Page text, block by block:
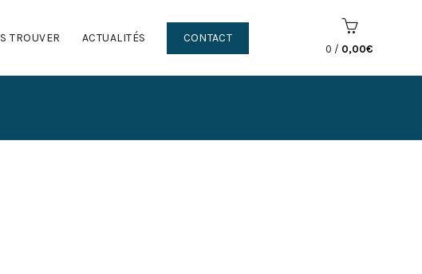
TROUVER ACTUALITÉS CONTACT
0 / 0,00€